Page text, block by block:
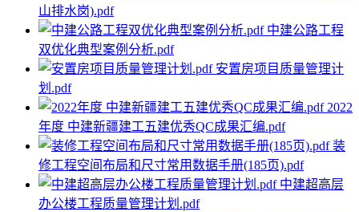
山排水岗).pdf
中建公路工程
双优化典型案例分析.pdf
安置房项目质量管理计
划.pdf
2022
年度 中建新疆建工五建优秀QC成果汇编.pdf
装
修工程空间布局和尺寸常用数据手册(185页).pdf
中建超高层
办公楼工程质量管理计划.pdf